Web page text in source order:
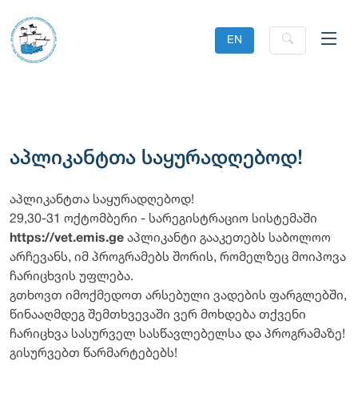
EN
აპლიკანტთა საყურადღებოდ!
აპლიკანტთა საყურადღებოდ!
29,30-31 ოქტომბერი - სარეგისტრაციო სისტემაში
https://vet.emis.ge აპლიკანტი გააკეთებს საბოლოო
არჩევანს, იმ პროგრამებს შორის, რომელზეც მოიპოვა
ჩარიცხვის უფლება.
გთხოვთ იმოქმედოთ არსებული ვადების ფარგლებში,
წინააღმდეგ შემთხვევაში ვერ მოხდება თქვენი
ჩარიცხვა სასურველ სასწავლებელსა და პროგრამაზე!
გისურვებთ წარმარტებებს!